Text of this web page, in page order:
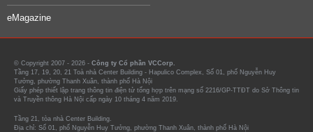
eMagazine
© Copyright 2007 - 2026 - Công ty Cổ phần VCCorp.
Tầng 17, 19, 20, 21 Toà nhà Center Building - Hapulico Complex, Số 01, phố Nguyễn Huy
Tưởng, phường Thanh Xuân, thành phố Hà Nội
Giấy phép thiết lập trang thông tin điện tử tổng hợp trên mạng số 2216/GP-TTĐT do Sở Thông tin
và Truyền thông Hà Nội cấp ngày 10 tháng 4 năm 2019.
Tầng 21, tòa nhà Center Building.
Địa chỉ: Số 01, phố Nguyễn Huy Tưởng, phường Thanh Xuân, thành phố Hà Nội